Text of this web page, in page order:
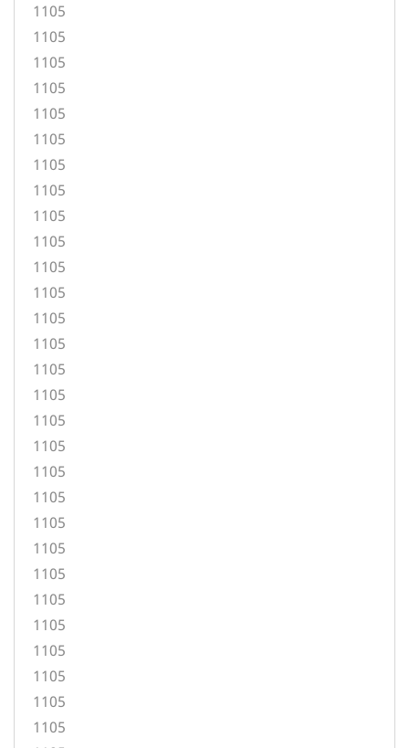
1105
1105
1105
1105
1105
1105
1105
1105
1105
1105
1105
1105
1105
1105
1105
1105
1105
1105
1105
1105
1105
1105
1105
1105
1105
1105
1105
1105
1105